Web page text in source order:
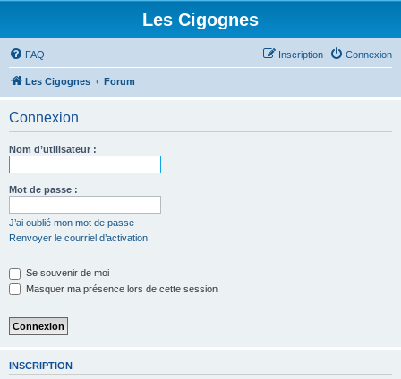
Les Cigognes
FAQ Connexion
Inscription
Les Cigognes Forum
Connexion
Nom d’utilisateur :
Mot de passe :
J’ai oublié mon mot de passe
Renvoyer le courriel d’activation
Se souvenir de moi
Masquer ma présence lors de cette session
INSCRIPTION